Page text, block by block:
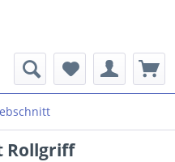
Rollgriff